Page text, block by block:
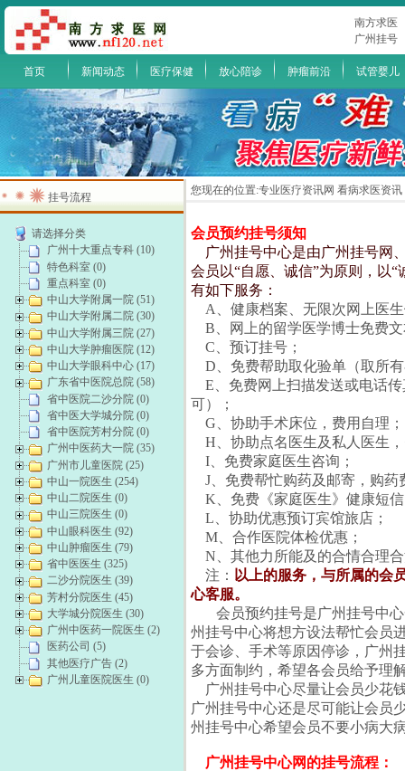
南方求医
广州挂号
首页 新闻动态 医疗保健 放心陪诊 肿瘤前沿 试管婴儿
挂号流程
请选择分类
广州十大重点专科 (10)
特色科室 (0)
重点科室 (0)
中山大学附属一院 (51)
中山大学附属二院 (30)
中山大学附属三院 (27)
中山大学肿瘤医院 (12)
中山大学眼科中心 (17)
广东省中医院总院 (58)
省中医院二沙分院 (0)
省中医大学城分院 (0)
省中医院芳村分院 (0)
广州中医药大一院 (35)
广州市儿童医院 (25)
中山一院医生 (254)
中山二院医生 (0)
中山三院医生 (0)
中山眼科医生 (92)
中山肿瘤医生 (79)
省中医医生 (325)
二沙分院医生 (39)
芳村分院医生 (45)
大学城分院医生 (30)
广州中医药一院医生 (2)
医药公司 (5)
其他医疗广告 (2)
广州儿童医院医生 (0)
您现在的位置:专业医疗资讯网 看病求医资讯
会员预约挂号须知
广州挂号中心是由广州挂号网
会员以“自愿、诚信”为原则，以
有如下服务：
A、健康档案、无限次网上医
B、网上的留学医学博士免费
C、预订挂号；
D、免费帮助取化验单（取所
E、免费网上扫描发送或电话传
可）；
G、协助手术床位，费用自理；
H、协助点名医生及私人医生
I、免费家庭医生咨询；
J、免费帮忙购药及邮寄，购药
K、免费《家庭医生》健康短
L、协助优惠预订宾馆旅店；
M、合作医院体检优惠；
N、其他力所能及的合情合理
注： 以上的服务，与所属的会
心客服。
会员预约挂号是广州挂号中
州挂号中心将想方设法帮忙会员
于会诊、手术等原因停诊，广州
多方面制约，希望各会员给予理
广州挂号中心尽量让会员少花
广州挂号中心还是尽可能让会员
州挂号中心希望会员不要小病大
广州挂号中心网的挂号流程：